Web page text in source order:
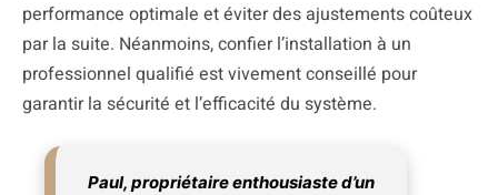
performance optimale et éviter des ajustements coûteux
par la suite. Néanmoins, confier l’installation à un
professionnel qualifié est vivement conseillé pour
garantir la sécurité et l’efficacité du système.
Paul, propriétaire enthousiaste d’un